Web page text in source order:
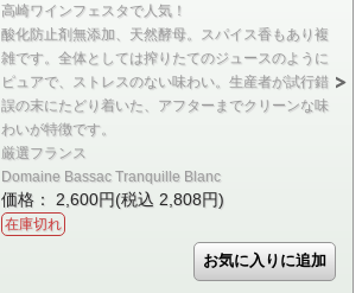
高崎ワインフェスタで人気！
酸化防止剤無添加、天然酵母。スパイス香もあり複
雑です。全体としては搾りたてのジュースのように
ピュアで、ストレスのない味わい。生産者が試行錯
誤の末にたどり着いた、アフターまでクリーンな味
わいが特徴です。
厳選フランス
Domaine Bassac Tranquille Blanc
価格： 2,600円(税込 2,808円)
在庫切れ